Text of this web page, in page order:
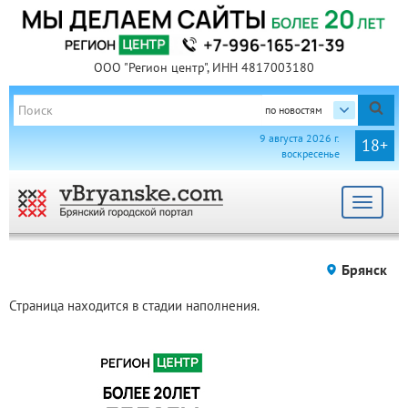
ООО "Регион центр", ИНН 4817003180
по новостям
18+
9 августа 2026 г.
воскресенье
Toggle
Брянск
Страница находится в стадии наполнения.